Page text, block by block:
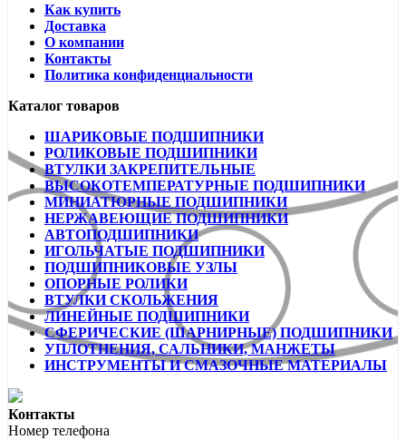
Как купить
Доставка
О компании
Контакты
Политика конфиденциальности
Каталог товаров
ШАРИКОВЫЕ ПОДШИПНИКИ
РОЛИКОВЫЕ ПОДШИПНИКИ
ВТУЛКИ ЗАКРЕПИТЕЛЬНЫЕ
ВЫСОКОТЕМПЕРАТУРНЫЕ ПОДШИПНИКИ
МИНИАТЮРНЫЕ ПОДШИПНИКИ
НЕРЖАВЕЮЩИЕ ПОДШИПНИКИ
АВТОПОДШИПНИКИ
ИГОЛЬЧАТЫЕ ПОДШИПНИКИ
ПОДШИПНИКОВЫЕ УЗЛЫ
ОПОРНЫЕ РОЛИКИ
ВТУЛКИ СКОЛЬЖЕНИЯ
ЛИНЕЙНЫЕ ПОДШИПНИКИ
СФЕРИЧЕСКИЕ (ШАРНИРНЫЕ) ПОДШИПНИКИ
УПЛОТНЕНИЯ, САЛЬНИКИ, МАНЖЕТЫ
ИНСТРУМЕНТЫ И СМАЗОЧНЫЕ МАТЕРИАЛЫ
Контакты
Номер телефона